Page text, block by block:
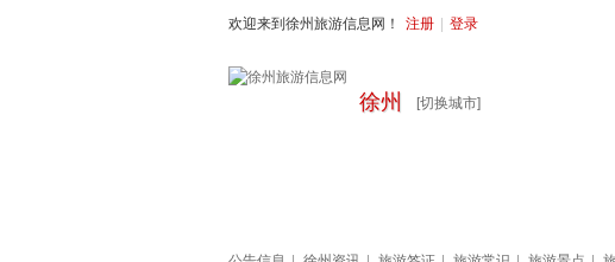
欢迎来到徐州旅游信息网！ 注册 登录
徐州 [切换城市]